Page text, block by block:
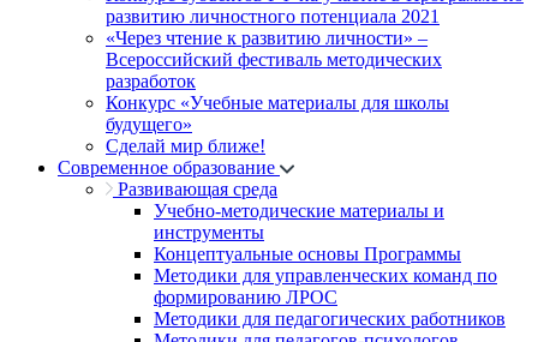
развитию личностного потенциала 2021
«Через чтение к развитию личности» –
Всероссийский фестиваль методических
разработок
Конкурс «Учебные материалы для школы
будущего»
Сделай мир ближе!
Современное образование
Развивающая среда
Учебно-методические материалы и
инструменты
Концептуальные основы Программы
Методики для управленческих команд по
формированию ЛРОС
Методики для педагогических работников